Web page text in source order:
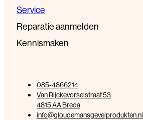
Service
Reparatie aanmelden
Kennismaken
085-4866214
Van Rijckevorselstraat 53
4815 AA Breda
info@gloudemansgevelprodukten.nl